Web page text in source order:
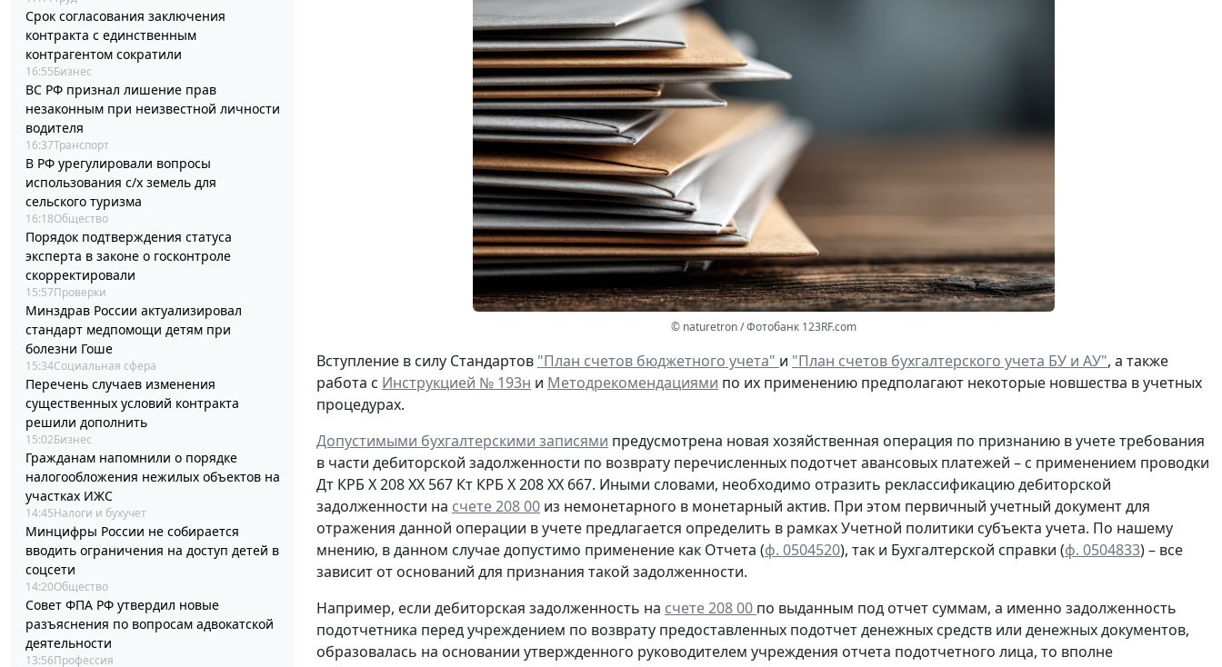
Срок согласования заключения
контракта с единственным
контрагентом сократили
16:55Бизнес
ВС РФ признал лишение прав
незаконным при неизвестной личности
водителя
16:37Транспорт
В РФ урегулировали вопросы
использования с/х земель для
сельского туризма
16:18Общество
Порядок подтверждения статуса
эксперта в законе о госконтроле
скорректировали
15:57Проверки
Минздрав России актуализировал
стандарт медпомощи детям при
болезни Гоше
15:34Социальная сфера
Перечень случаев изменения
существенных условий контракта
решили дополнить
15:02Бизнес
Гражданам напомнили о порядке
налогообложения нежилых объектов на
участках ИЖС
14:45Налоги и бухучет
Минцифры России не собирается
вводить ограничения на доступ детей в
соцсети
14:20Общество
Совет ФПА РФ утвердил новые
разъяснения по вопросам адвокатской
деятельности
13:56Профессия
© naturetron / Фотобанк 123RF.com
Вступление в силу Стандартов "План счетов бюджетного учета" и "План счетов бухгалтерского учета БУ и АУ", а также
работа с Инструкцией № 193н и Методрекомендациями по их применению предполагают некоторые новшества в учетных
процедурах.
Допустимыми бухгалтерскими записями предусмотрена новая хозяйственная операция по признанию в учететребования
в части дебиторской задолженности по возврату перечисленных подотчет авансовых платежей – с применением проводки
Дт КРБ Х 208 ХХ 567 Кт КРБ Х 208 ХХ 667. Иными словами, необходимо отразить реклассификацию дебиторской
задолженности на счете 208 00 из немонетарного в монетарный актив. При этом первичный учетный документ для
отражения данной операции в учете предлагается определить в рамках Учетной политики субъекта учета. По нашему
мнению, в данном случае допустимо применение как Отчета (ф. 0504520), так и Бухгалтерской справки (ф. 0504833) – все
зависит от оснований для признания такой задолженности.
Например, если дебиторская задолженность на счете 208 00 по выданным под отчет суммам, а именно задолженность
подотчетника перед учреждением по возврату предоставленных подотчет денежных средств или денежных документов,
образовалась на основании утвержденного руководителем учреждения отчета подотчетного лица, то вполне